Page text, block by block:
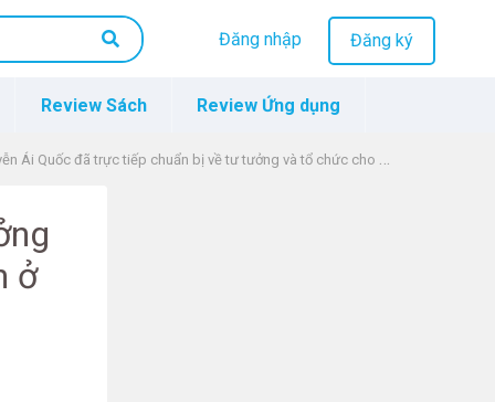
Đăng nhập Đăng ký
Review Sách Review Ứng dụng
Quốc đã trực tiếp chuẩn bị về tư tưởng và tổ chức cho sự ra đời của chính đảng vô sản ở Việt Nam như thế nào?
ở